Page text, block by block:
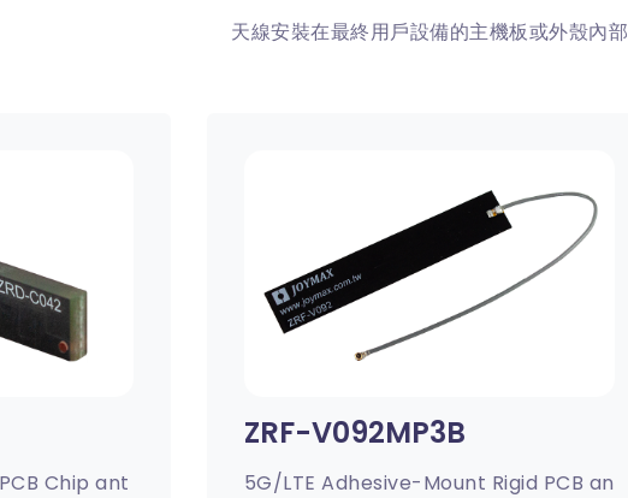
天線安裝在最終用戶設備的主機板或外殼內部
Chip ant
ZRF-V092MP3B
5G/LTE Adhesive-Mount Rigid PCB an